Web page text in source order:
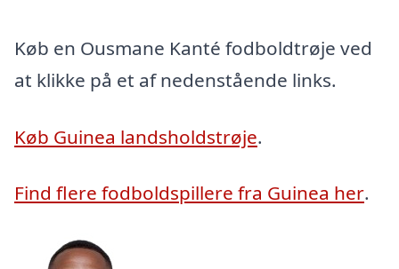
Køb en Ousmane Kanté fodboldtrøje ved
at klikke på et af nedenstående links.
Køb Guinea landsholdstrøje.
Find flere fodboldspillere fra Guinea her.